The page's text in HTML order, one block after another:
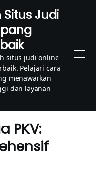
Situs Judi
situs judi online
Pelajari cara
menawarkan
dan layanan
PKV: